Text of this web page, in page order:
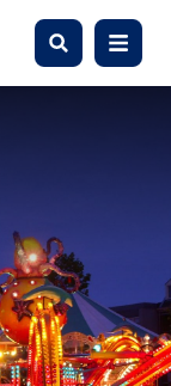
Zoeken Menu